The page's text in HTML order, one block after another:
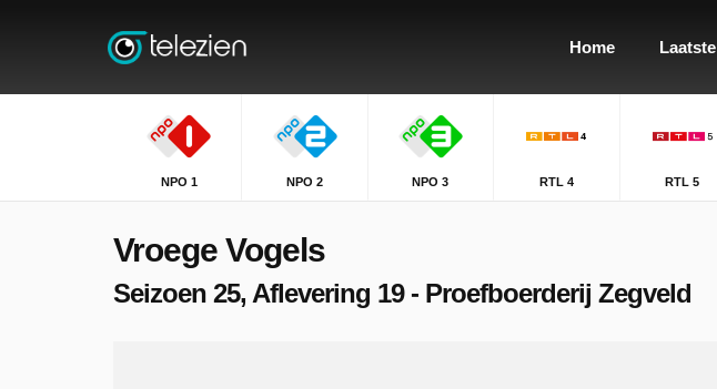
Home Laatste
NPO 1 NPO 2 NPO 3 RTL 4 RTL 5
Vroege Vogels
Seizoen 25, Aflevering 19 - Proefboerderij Zegveld